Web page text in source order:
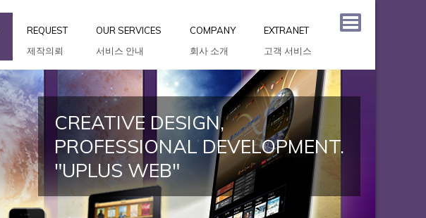
REQUEST
제작의뢰
OUR SERVICES
서비스 안내
COMPANY
회사 소개
EXTRANET
고객 서비스
CREATIVE DESIGN,
PROFESSIONAL DEVELOPMENT.
"UPLUS WEB"